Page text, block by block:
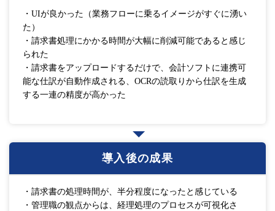
・UIが良かった（業務フローに乗るイメージがすぐに湧い
た）
・請求書処理にかかる時間が大幅に削減可能であると感じ
られた
・請求書をアップロードするだけで、会計ソフトに連携可
能な仕訳が自動作成される、OCRの読取りから仕訳を生成
する一連の精度が高かった
導入後の成果
・請求書の処理時間が、半分程度になったと感じている
・管理職の観点からは、経理処理のプロセスが可視化さ